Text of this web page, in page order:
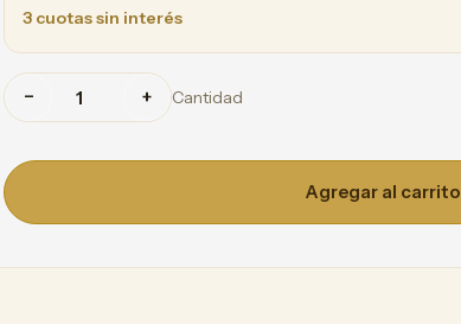
3 cuotas sin interés
− + Cantidad
Agregar al carrito